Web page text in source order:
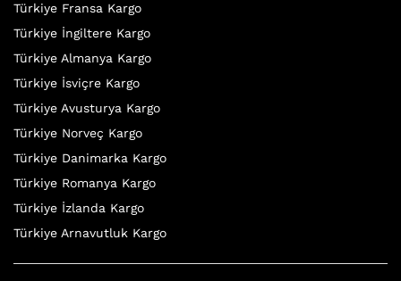
Türkiye Fransa Kargo
Türkiye İngiltere Kargo
Türkiye Almanya Kargo
Türkiye İsviçre Kargo
Türkiye Avusturya Kargo
Türkiye Norveç Kargo
Türkiye Danimarka Kargo
Türkiye Romanya Kargo
Türkiye İzlanda Kargo
Türkiye Arnavutluk Kargo